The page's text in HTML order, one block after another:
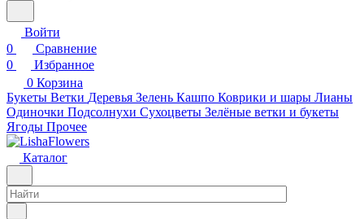
Войти
0
Сравнение
0
Избранное
0 Корзина
Букеты Ветки Деревья Зелень Кашпо Коврики и шары Лианы
Одиночки Подсолнухи Сухоцветы Зелёные ветки и букеты
Ягоды Прочее
Каталог